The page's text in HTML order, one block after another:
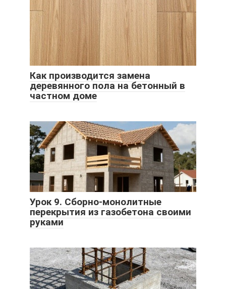
Как производится замена
деревянного пола на бетонный в
частном доме
Урок 9. Сборно-монолитные
перекрытия из газобетона своими
руками